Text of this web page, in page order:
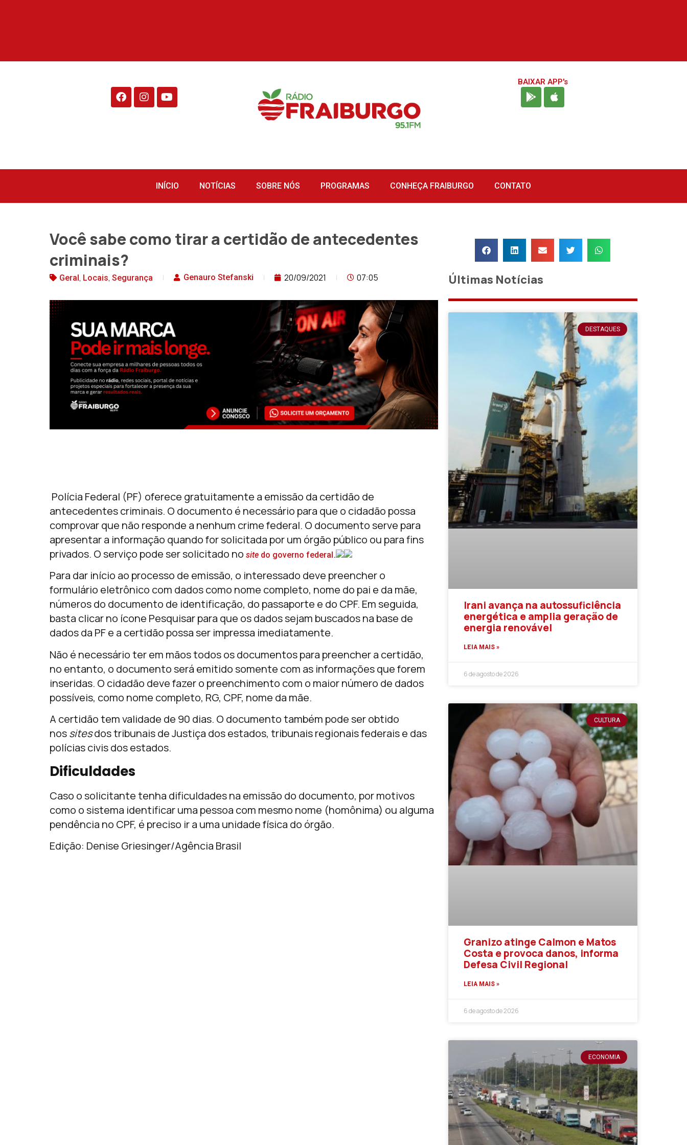
BAIXAR APP's
INÍCIO NOTÍCIAS SOBRE NÓS PROGRAMAS CONHEÇA FRAIBURGO CONTATO
Você sabe como tirar a certidão de antecedentes
criminais?
Geral, Locais, Segurança Genauro Stefanski 20/09/2021 07:05
Polícia Federal (PF) oferece gratuitamente a emissão da certidão de
antecedentes criminais. O documento é necessário para que o cidadão possa
comprovar que não responde a nenhum crime federal. O documento serve para
apresentar a informação quando for solicitada por um órgão público ou para fins
privados. O serviço pode ser solicitado no site do governo federal.
Para dar início ao processo de emissão, o interessado deve preencher o
formulário eletrônico com dados como nome completo, nome do pai e da mãe,
números do documento de identificação, do passaporte e do CPF. Em seguida,
basta clicar no ícone Pesquisar para que os dados sejam buscados na base de
dados da PF e a certidão possa ser impressa imediatamente.
Não é necessário ter em mãos todos os documentos para preencher a certidão,
no entanto, o documento será emitido somente com as informações que forem
inseridas. O cidadão deve fazer o preenchimento com o maior número de dados
possíveis, como nome completo, RG, CPF, nome da mãe.
A certidão tem validade de 90 dias. O documento também pode ser obtido
nossitesdos tribunais de Justiça dos estados, tribunais regionais federais e das
polícias civis dos estados.
Dificuldades
Caso o solicitante tenha dificuldades na emissão do documento, por motivos
como o sistema identificar uma pessoa com mesmo nome (homônima) ou alguma
pendência no CPF, é preciso ir a uma unidade física do órgão.
Edição: Denise Griesinger/Agência Brasil
Últimas Notícias
DESTAQUES
Irani avança na autossuficiência
energética e amplia geração de
energia renovável
LEIA MAIS »
6 de agosto de 2026
CULTURA
Granizo atinge Calmon e Matos
Costa e provoca danos, informa
Defesa Civil Regional
LEIA MAIS »
6 de agosto de 2026
ECONOMIA